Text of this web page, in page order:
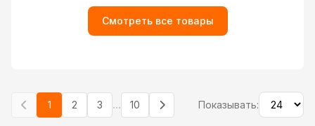
Смотреть все товары
1 2 3 ... 10 Показывать: